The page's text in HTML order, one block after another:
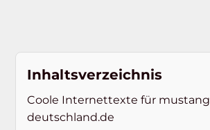
Inhaltsverzeichnis
Coole Internettexte für
deutschland.de